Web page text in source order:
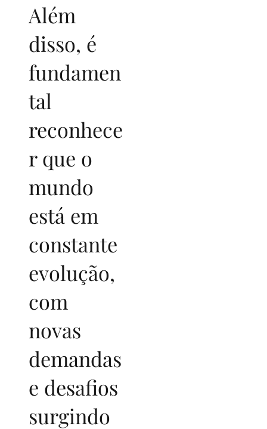
Além
disso, é
fundamen
tal
reconhece
r que o
mundo
está em
constante
evolução,
com
novas
demandas
e desafios
surgindo